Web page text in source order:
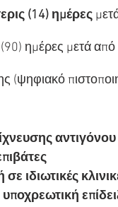
(14) ημέρες
ημέρες μετά
(ψηφιακό
αντιγόνου
ιδιωτικές